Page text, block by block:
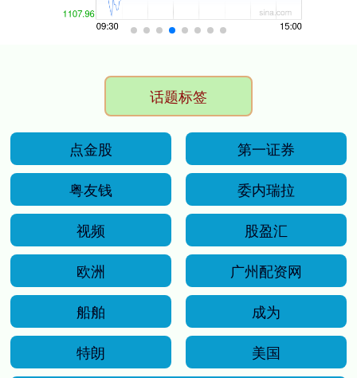
话题标签
点金股
第一证券
粤友钱
委内瑞拉
视频
股盈汇
欧洲
广州配资网
船舶
成为
特朗
美国